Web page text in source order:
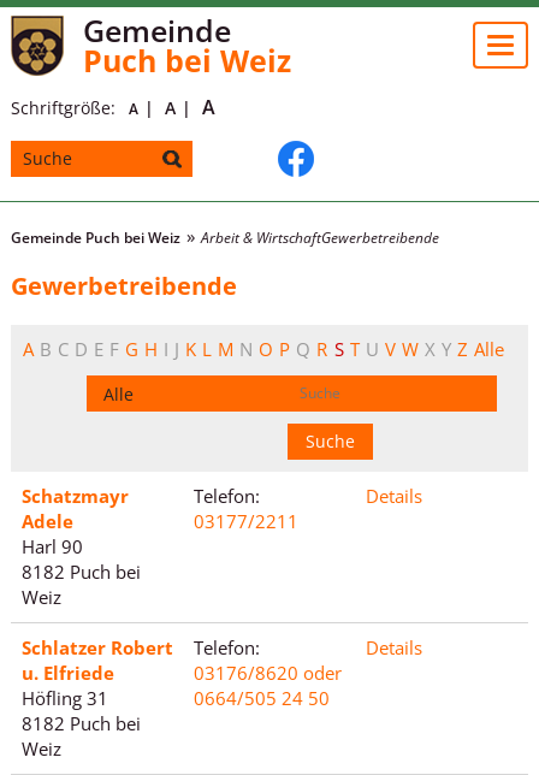
Gemeinde
Puch bei Weiz
Schriftgröße: A A A
Gemeinde Puch bei Weiz Arbeit & WirtschaftGewerbetreibende
Gewerbetreibende
A B C D E F G H I J K L M N O P Q R S T U V W X Y Z Alle
Schatzmayr
Adele
Harl 90
8182 Puch bei
Weiz
Telefon:
03177/2211
Details
Schlatzer Robert
u. Elfriede
Höfling 31
8182 Puch bei
Weiz
Telefon:
03176/8620 oder
0664/505 24 50
Details